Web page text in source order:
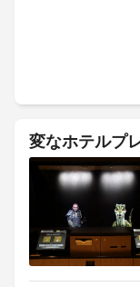
変なホテルプ